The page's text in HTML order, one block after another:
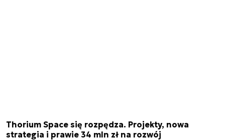
Thorium Space się rozpędza. Projekty, nowa
strategia i prawie 34 mln zł na rozwój